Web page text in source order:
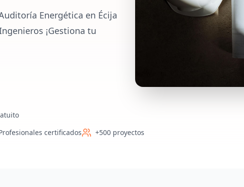
Energética en Écija
¡Gestiona tu
certificados +500 proyectos